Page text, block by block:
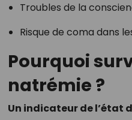
Troubles de la
Risque de coma dans
Pourquoi
natrémie ?
Un indicateur de l’état